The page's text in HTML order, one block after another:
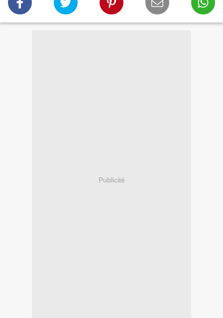
Publicité